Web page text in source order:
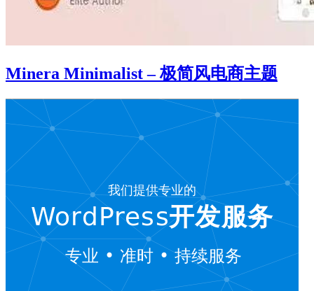
Minera Minimalist – 极简风电商主题